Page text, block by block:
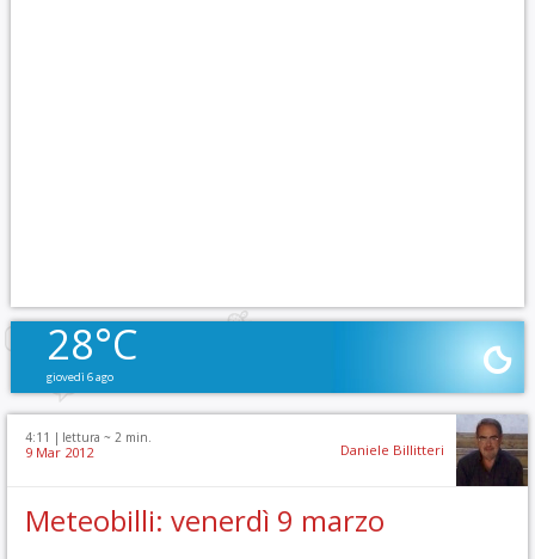
28°C
giovedì 6 ago
4:11 | lettura ~ 2 min.
9 Mar 2012 Daniele Billitteri
Meteobilli: venerdì 9 marzo